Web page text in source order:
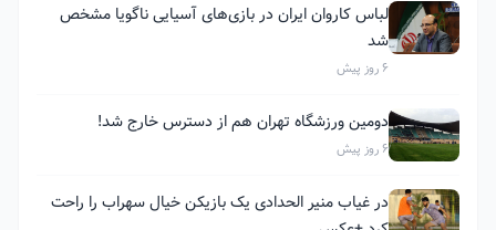
لباس کاروان ایران در بازی‌های آسیایی ناگویا مشخص
شد
6 روز پیش
دومین ورزشگاه تهران هم از دسترس خارج شد!
6 روز پیش
در غیاب منیر الحدادی یک بازیکن خیال سهراب را راحت